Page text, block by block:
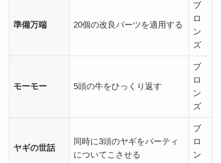
準備万端 20個の改良パーツを適用する
ブ
ロ
ン
ズ
モーモー 5頭の牛をひっくり返す
ブ
ロ
ン
ズ
ヤギの世話
同時に3頭のヤギをパーティ
についてこさせる
ブ
ロ
ン